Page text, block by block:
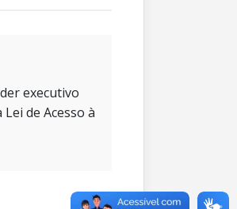
executivo
de Acesso à